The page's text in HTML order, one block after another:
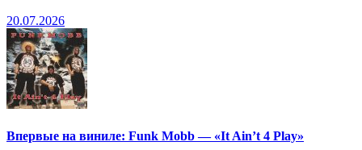
20.07.2026
Впервые на виниле: Funk Mobb — «It Ain’t 4 Play»